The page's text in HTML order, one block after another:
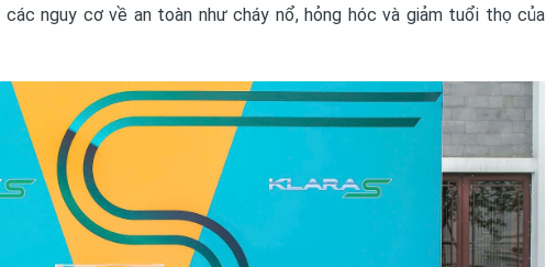
nguy cơ về an toàn như cháy nổ, hỏng hóc và giảm tuổi thọ của